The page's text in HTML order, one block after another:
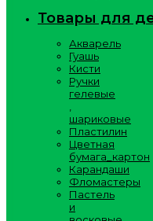
Товары для
Акварель
Гуашь
Кисти
Ручки
гелевые
шариковые
Пластилин
Цветная
бумага_картон
Карандаши
Фломастеры
Пастель
и